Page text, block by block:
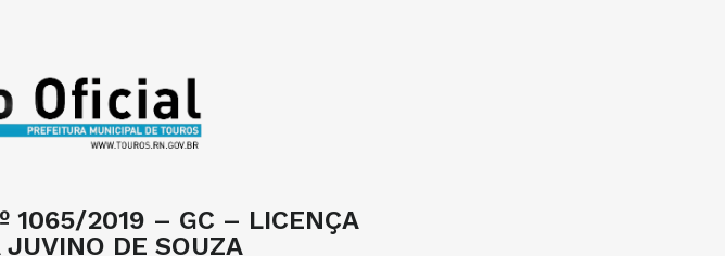
1065/2019 – GC – LICENÇA
JUVINO DE SOUZA